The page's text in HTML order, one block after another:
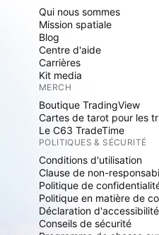
Qui nous sommes
Mission spatiale
Blog
Centre d'aide
Carrières
Kit media
MERCH
Boutique TradingView
Cartes de tarot pour les
Le C63 TradeTime
POLITIQUES & SÉCURITÉ
Conditions d'utilisation
Clause de non-
Politique de
Politique en matière de
Déclaration d'accessibilité
Conseils de sécurité